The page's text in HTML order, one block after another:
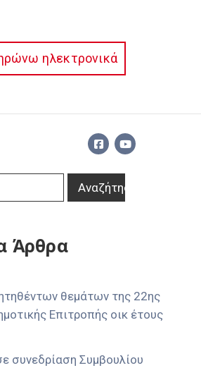
ηλεκτρονικά
Άρθρα
θεμάτων της 22ης
Επιτροπής οικ έτους
συνεδρίαση Συμβουλίου